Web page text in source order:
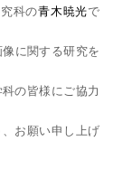
科の青木暁光で
に関する研究を
の皆様にご協力
お願い申し上げ